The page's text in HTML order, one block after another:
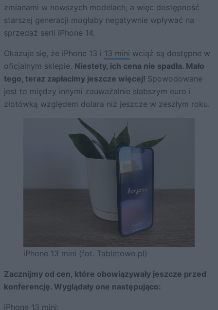
zmianami w nowszych modelach, a więc dostępność
starszej generacji mogłaby negatywnie wpływać na
sprzedaż serii iPhone 14.
Okazuje się, że iPhone 13 i 13 mini wciąż są dostępne w
oficjalnym sklepie. Niestety, ich cena nie spadła. Mało
tego, teraz zapłacimy jeszcze więcej! Spowodowane
jest to między innymi zauważalnie słabszym euro i
złotówką względem dolara niż jeszcze w zeszłym roku.
iPhone 13 mini (fot. Tabletowo.pl)
Zacznijmy od cen, które obowiązywały jeszcze przed
konferencję. Wyglądały one następująco:
iPhone 13 mini: